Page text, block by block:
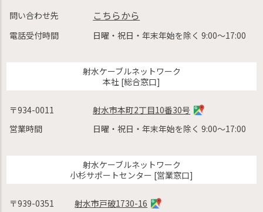
問い合わせ先 こちらから
電話受付時間 日曜・祝日・年末年始を除く 9:00〜17:00
射水ケーブルネットワーク
本社 [総合窓口]
〒934-0011
射水市本町2丁目10番30号
営業時間
日曜・祝日・年末年始を除く 9:00〜17:00
射水ケーブルネットワーク
小杉サポートセンター [営業窓口]
〒939-0351 射水市戸破1730-16